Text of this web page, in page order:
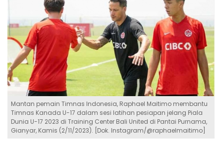
Mantan pemain Timnas Indonesia, Raphael Maitimo membantu
Timnas Kanada U-17 dalam sesi latihan pesiapan jelang Piala
Dunia U-17 2023 di Training Center Bali United di Pantai Purnama,
Gianyar, Kamis (2/11/2023). [Dok. Instagram/@raphaelmaitimo]